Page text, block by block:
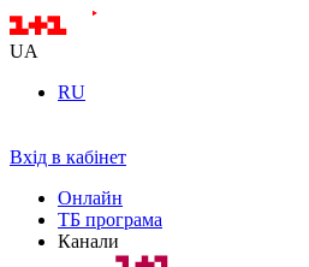
UA
RU
Вхід в кабінет
Онлайн
ТБ програма
Канали